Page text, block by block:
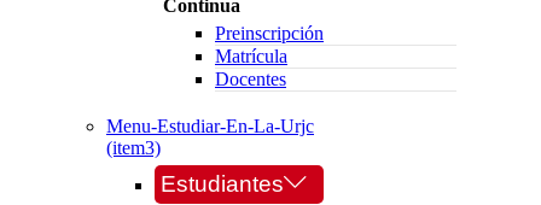
Continua
Preinscripción
Matrícula
Docentes
Menu-Estudiar-En-La-Urjc
(item3)
Estudiantes